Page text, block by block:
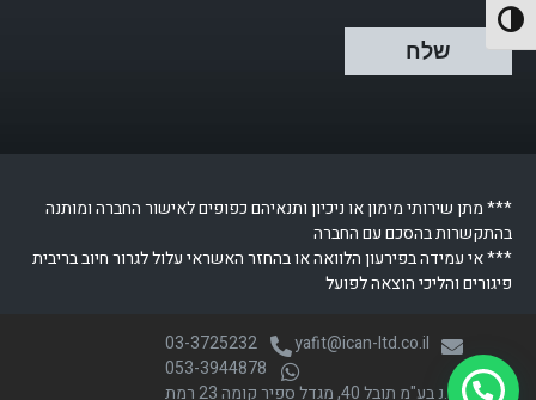
הפעל/כבה ניגודיות גבוהה
*** מתן שירותי מימון או ניכיון ותנאיהם כפופים לאישור החברה ומותנה
בהתקשרות בהסכם עם החברה
*** אי עמידה בפירעון הלוואה או בהחזר האשראי עלול לגרור חיוב בריבית
פיגורים והליכי הוצאה לפועל
yafit@ican-ltd.co.il
03-3725232
053-3944878
א.י.ק.נ בע"מ תובל 40, מגדל ספיר קומה 23 רמת